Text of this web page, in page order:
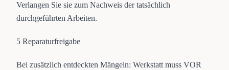
Verlangen Sie sie zum Nachweis der tatsächlich
durchgeführten Arbeiten.
5 Reparaturfreigabe
Bei zusätzlich entdeckten Mängeln: Werkstatt muss VOR